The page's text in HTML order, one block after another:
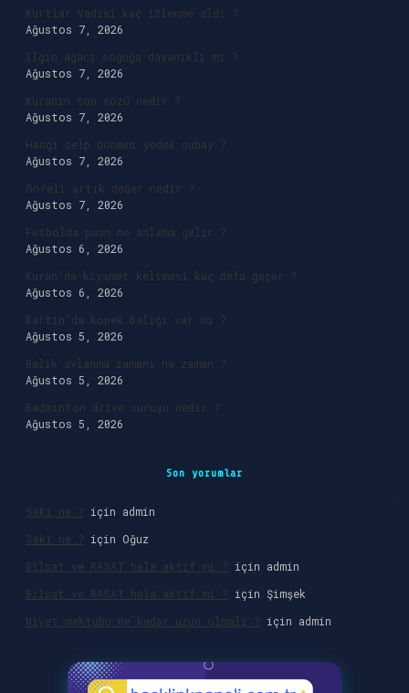
Kurtlar Vadisi kaç izlenme aldı ?
Ağustos 7, 2026
Ilgın ağacı soğuğa dayanıklı mı ?
Ağustos 7, 2026
Kuranın son sözü nedir ?
Ağustos 7, 2026
Hangi celp dönemi yedek subay ?
Ağustos 7, 2026
Göreli artık değer nedir ?
Ağustos 7, 2026
Futbolda puan ne anlama gelir ?
Ağustos 6, 2026
Kuran’da kıyamet kelimesi kaç defa geçer ?
Ağustos 6, 2026
Bartın’da köpek balığı var mı ?
Ağustos 5, 2026
Balık avlanma zamanı ne zaman ?
Ağustos 5, 2026
Badminton drive vuruşu nedir ?
Ağustos 5, 2026
Son yorumlar
Seki ne ? için admin
Seki ne ? için Oğuz
Bilsat ve RASAT hala aktif mi ? için admin
Bilsat ve RASAT hala aktif mi ? için Şimşek
Niyet mektubu ne kadar uzun olmalı ? için admin